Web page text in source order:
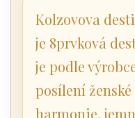
Kolzovova
je 8prvková
je podle
posílení
harmonie,